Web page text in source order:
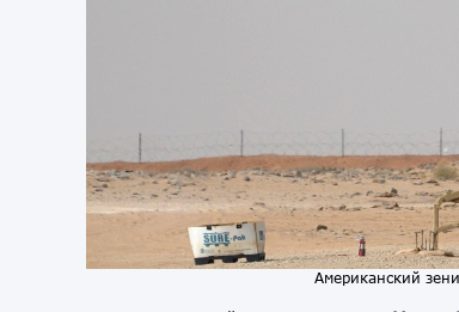
Американский